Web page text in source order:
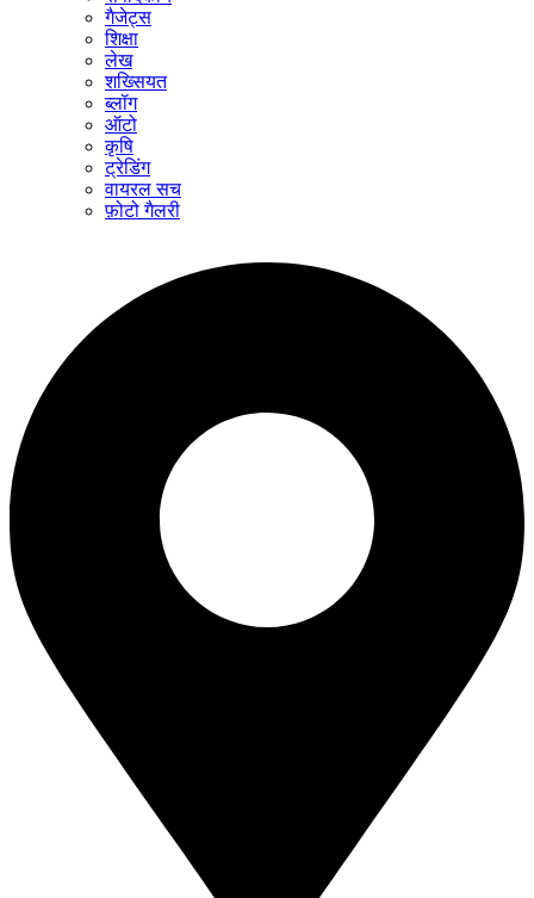
गैजेट्स
शिक्षा
लेख
शख्सियत
ब्लॉग
ऑटो
कृषि
ट्रेडिंग
वायरल सच
फ़ोटो गैलरी